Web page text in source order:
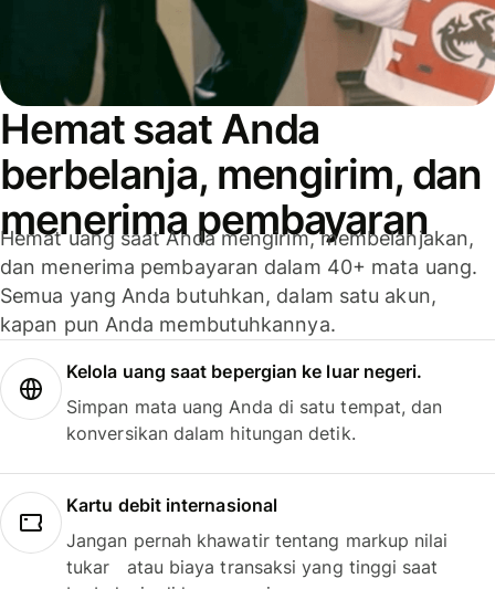
Hemat saat Anda
berbelanja, mengirim, dan
menerima pembayaran
Hemat uang saat Anda mengirim, membelanjakan,
dan menerima pembayaran dalam 40+ mata uang.
Semua yang Anda butuhkan, dalam satu akun,
kapan pun Anda membutuhkannya.
Kelola uang saat bepergian ke luar negeri.
Simpan mata uang Anda di satu tempat, dan
konversikan dalam hitungan detik.
Kartu debit internasional
Jangan pernah khawatir tentang markup nilai
tukar atau biaya transaksi yang tinggi saat